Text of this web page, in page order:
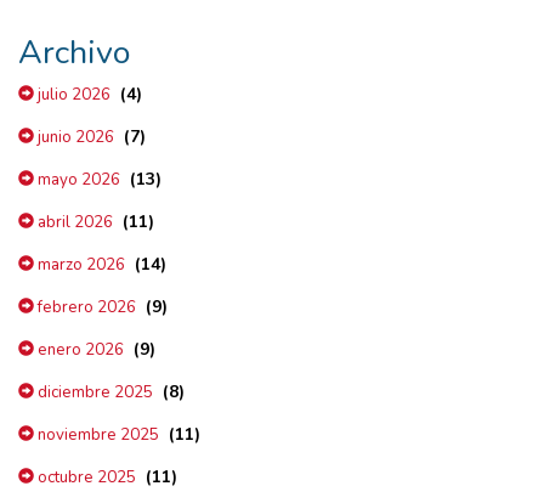
Archivo
julio 2026 (4)
junio 2026 (7)
mayo 2026 (13)
abril 2026 (11)
marzo 2026 (14)
febrero 2026 (9)
enero 2026 (9)
diciembre 2025 (8)
noviembre 2025 (11)
octubre 2025 (11)